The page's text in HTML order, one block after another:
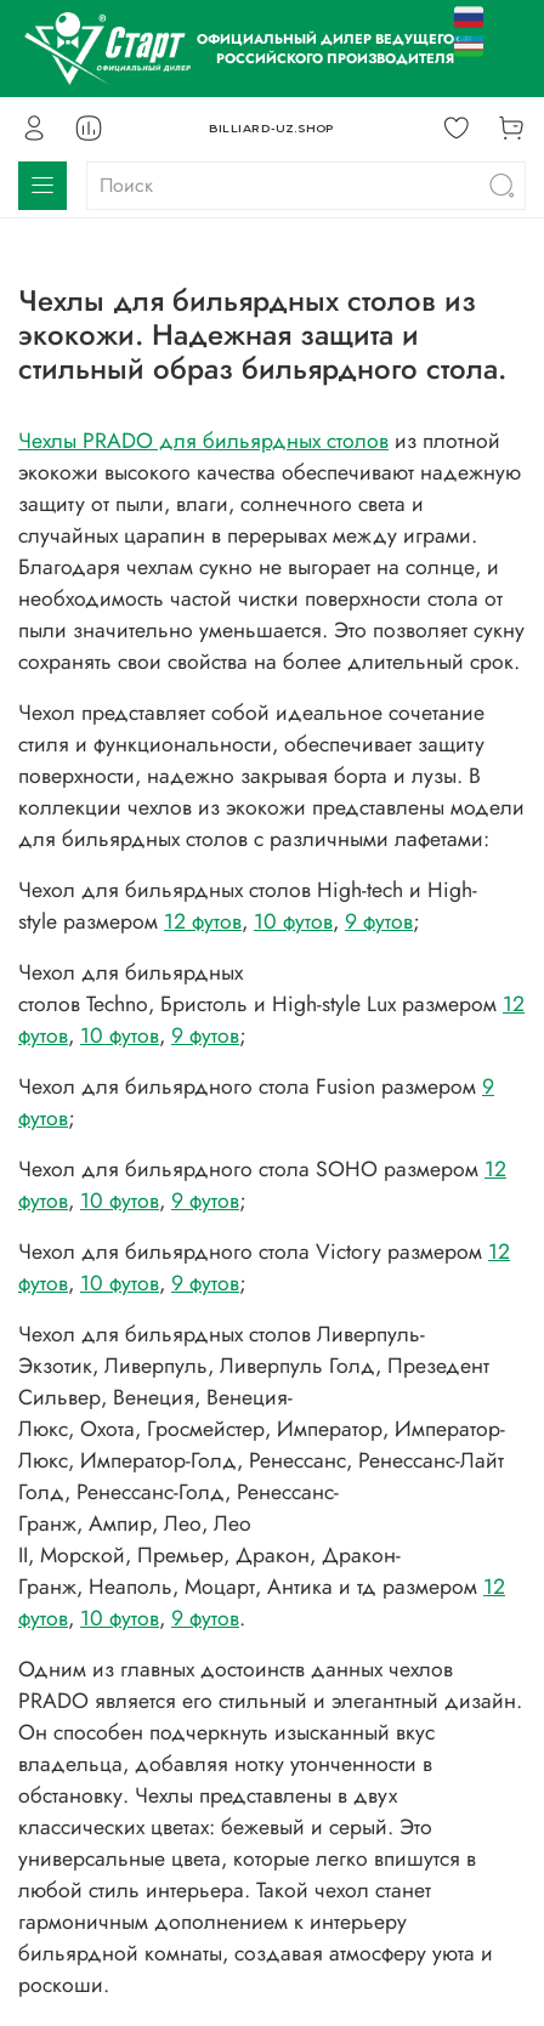
ОФИЦИАЛЬНЫЙ ДИЛЕР ВЕДУЩЕГО
РОССИЙСКОГО ПРОИЗВОДИТЕЛЯ
BILLIARD-UZ.SHOP
Чехлы для бильярдных столов из
экокожи. Надежная защита и
стильный образ бильярдного стола.
Чехлы PRADO для бильярдных столов из плотной
экокожи высокого качества обеспечивают надежную
защиту от пыли, влаги, солнечного света и
случайных царапин в перерывах между играми.
Благодаря чехлам сукно не выгорает на солнце, и
необходимость частой чистки поверхности стола от
пыли значительно уменьшается. Это позволяет сукну
сохранять свои свойства на более длительный срок.
Чехол представляет собой идеальное сочетание
стиля и функциональности, обеспечивает защиту
поверхности, надежно закрывая борта и лузы. В
коллекции чехлов из экокожи представлены модели
для бильярдных столов с различными лафетами:
Чехол для бильярдных столов High-tech и High-
style размером 12 футов, 10 футов, 9 футов;
Чехол для бильярдных
столовTechno, Бристоль и High-style Lux размером 12
футов, 10 футов, 9 футов;
Чехол для бильярдного стола Fusion размером 9
футов;
Чехол для бильярдного стола SOHO размером 12
футов, 10 футов, 9 футов;
Чехол для бильярдного стола Victory размером 12
футов, 10 футов, 9 футов;
Чехол для бильярдных столов Ливерпуль-
Экзотик, Ливерпуль, Ливерпуль Голд, Презедент
Сильвер, Венеция, Венеция-
Люкс, Охота, Гросмейстер, Император, Император-
Люкс, Император-Голд, Ренессанс, Ренессанс-Лайт
Голд, Ренессанс-Голд, Ренессанс-
Гранж, Ампир, Лео, Лео
II, Морской, Премьер, Дракон, Дракон-
Гранж, Неаполь, Моцарт, Антика и тд размером 12
футов, 10 футов, 9 футов.
Одним из главных достоинств данных чехлов
PRADO является его стильный и элегантный дизайн.
Он способен подчеркнуть изысканный вкус
владельца, добавляя нотку утонченности в
обстановку. Чехлы представлены в двух
классических цветах: бежевый и серый. Это
универсальные цвета, которые легко впишутся в
любой стиль интерьера. Такой чехол станет
гармоничным дополнением к интерьеру
бильярдной комнаты, создавая атмосферу уюта и
роскоши.